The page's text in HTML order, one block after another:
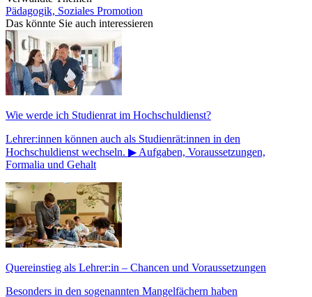
Pädagogik, Soziales Promotion
Das könnte Sie auch interessieren
Wie werde ich Studienrat im Hochschuldienst?
Lehrer:innen können auch als Studienrät:innen in den
Hochschuldienst wechseln. ▶ Aufgaben, Voraussetzungen,
Formalia und Gehalt
Quereinstieg als Lehrer:in – Chancen und Voraussetzungen
Besonders in den sogenannten Mangelfächern haben